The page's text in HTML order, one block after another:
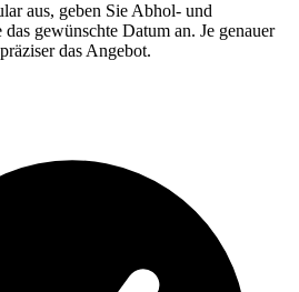
aus, geben Sie Abhol- und
gewünschte Datum an. Je genauer
das Angebot.